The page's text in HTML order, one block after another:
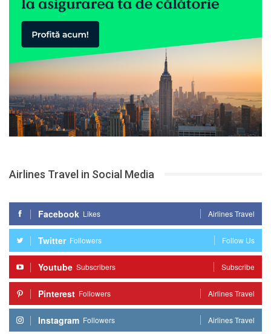
Airlines Travel in Social Media
Facebook Likes Airlines Travel
Twitter Followers Follow Us
Youtube Subscribers Subscribe
Pinterest Followers Airlines Travel
Instagram Followers Airlines Travel